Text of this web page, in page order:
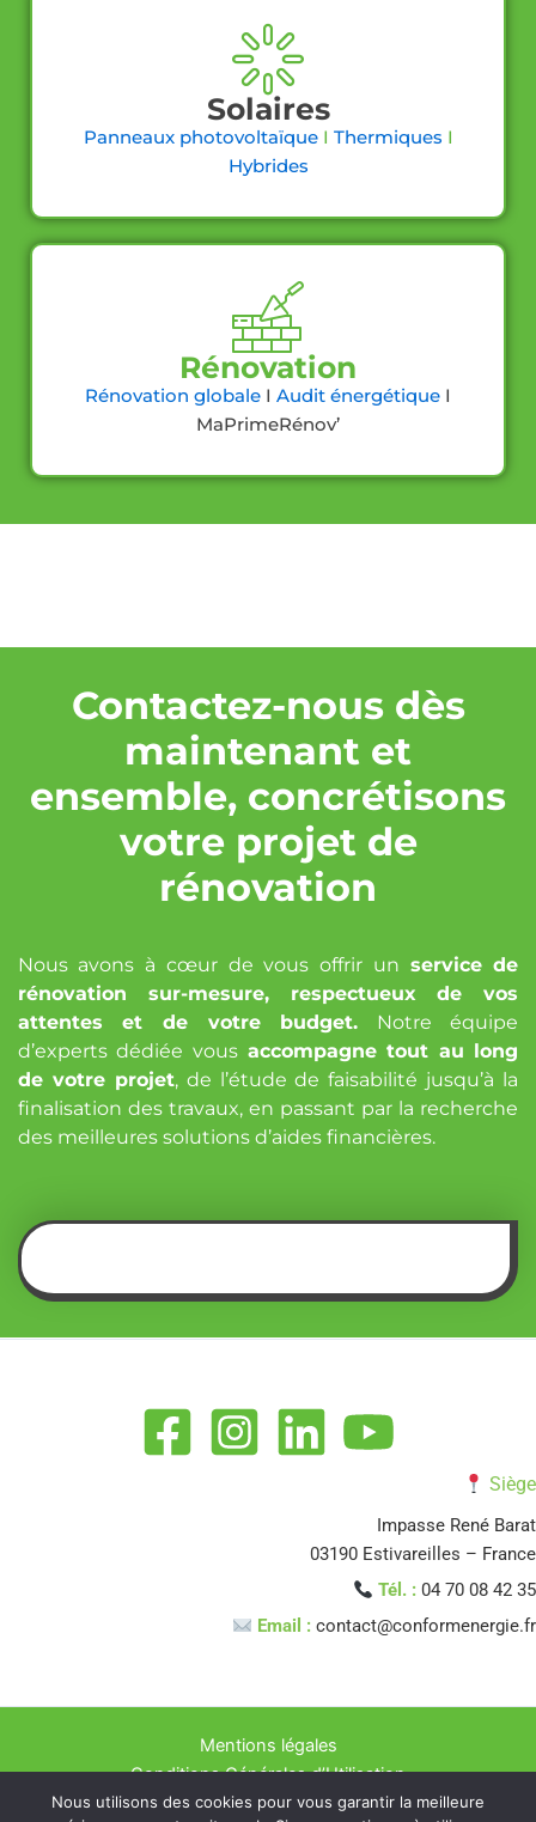
Solaires
Panneaux photovoltaïqueI Thermiques I
Hybrides
Rénovation
Rénovation globale I Audit énergétique I
MaPrimeRénov’
Contactez-nous dès
maintenant et
ensemble, concrétisons
votre projet de
rénovation
Nous avons à cœur de vous offrir un service de
rénovation sur-mesure, respectueux de vos
attentes et de votre budget. Notre équipe
d’experts dédiée vous accompagne tout au long
de votre projet, de l’étude de faisabilité jusqu’à la
finalisation des travaux, en passant par la recherche
des meilleures solutions d’aides financières.
Siège
Impasse René Barat
03190 Estivareilles – France
Tél. : 04 70 08 42 35
Email : contact@conformenergie.fr
Mentions légales
Conditions Générales d’Utilisation
Politique de confidentialité
Nous utilisons des cookies pour vous garantir la meilleure